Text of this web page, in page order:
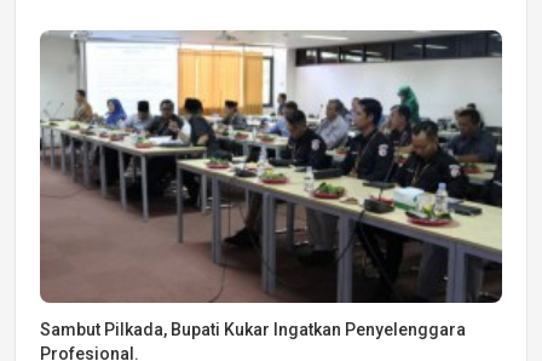
Sambut Pilkada, Bupati Kukar Ingatkan Penyelenggara
Profesional.